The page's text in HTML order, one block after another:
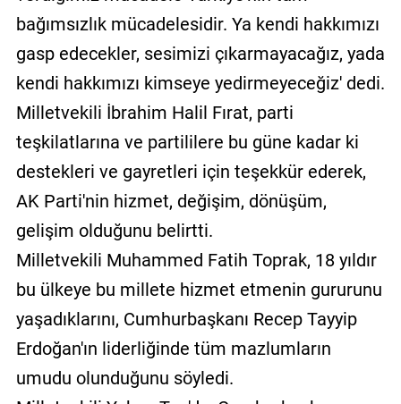
bağımsızlık mücadelesidir. Ya kendi hakkımızı
gasp edecekler, sesimizi çıkarmayacağız, yada
kendi hakkımızı kimseye yedirmeyeceğiz' dedi.
Milletvekili İbrahim Halil Fırat, parti
teşkilatlarına ve partililere bu güne kadar ki
destekleri ve gayretleri için teşekkür ederek,
AK Parti'nin hizmet, değişim, dönüşüm,
gelişim olduğunu belirtti.
Milletvekili Muhammed Fatih Toprak, 18 yıldır
bu ülkeye bu millete hizmet etmenin gururunu
yaşadıklarını, Cumhurbaşkanı Recep Tayyip
Erdoğan'ın liderliğinde tüm mazlumların
umudu olunduğunu söyledi.